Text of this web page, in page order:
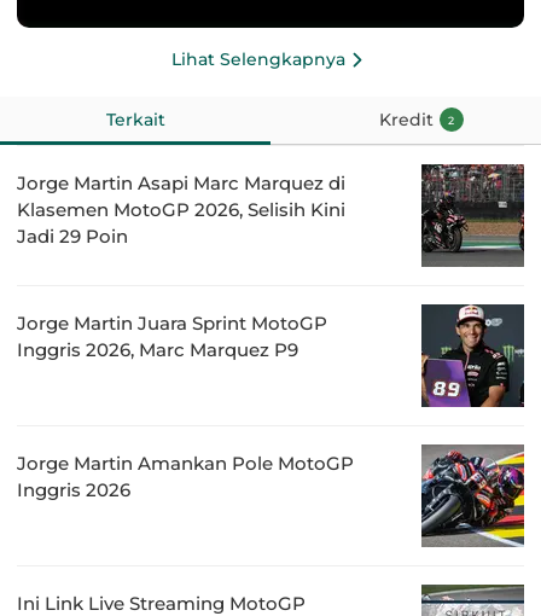
Lihat Selengkapnya
Terkait Kredit 2
Jorge Martin Asapi Marc Marquez di
Klasemen MotoGP 2026, Selisih Kini
Jadi 29 Poin
Jorge Martin Juara Sprint MotoGP
Inggris 2026, Marc Marquez P9
Jorge Martin Amankan Pole MotoGP
Inggris 2026
Ini Link Live Streaming MotoGP